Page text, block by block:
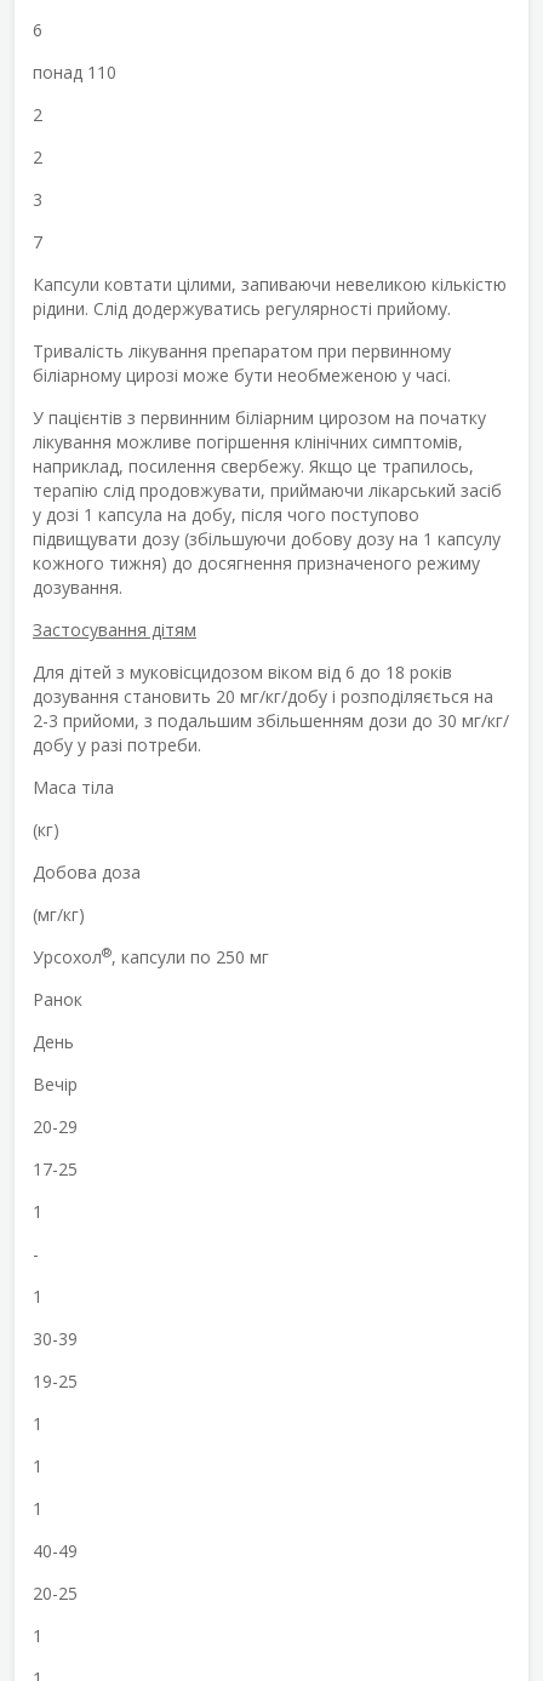
6
понад 110
2
2
3
7
Капсули ковтати цілими, запиваючи невеликою кількістю
рідини. Слід додержуватись регулярності прийому.
Тривалість лікування препаратом при первинному
біліарному цирозі може бути необмеженою у часі.
У пацієнтів з первинним біліарним цирозом на початку
лікування можливе погіршення клінічних симптомів,
наприклад, посилення свербежу. Якщо це трапилось,
терапію слід продовжувати, приймаючи лікарський засіб
у дозі 1 капсула на добу, після чого поступово
підвищувати дозу (збільшуючи добову дозу на 1 капсулу
кожного тижня) до досягнення призначеного режиму
дозування.
Застосування дітям
Для дітей з муковісцидозом віком від 6 до 18 років
дозування становить 20 мг/кг/добу і розподіляється на
2-3 прийоми, з подальшим збільшенням дози до 30 мг/кг/
добу у разі потреби.
Маса тіла
(кг)
Добова доза
(мг/кг)
Урсохол®, капсули по 250 мг
Ранок
День
Вечір
20-29
17-25
1
-
1
30-39
19-25
1
1
1
40-49
20-25
1